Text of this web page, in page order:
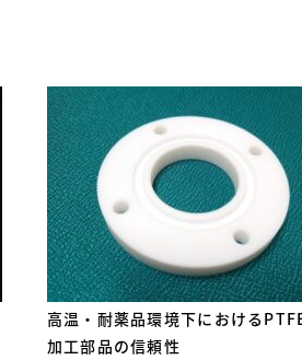
高温・耐薬品環境下における
加工部品の信頼性